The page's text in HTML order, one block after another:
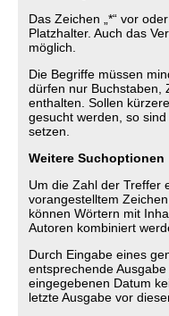
Das Zeichen „*“ vor
Platzhalter. Auch das
möglich.
Die Begriffe müssen
dürfen nur Buchstaben,
enthalten. Sollen
gesucht werden, so
setzen.
Weitere Suchoptionen
Um die Zahl der Treffer
vorangestelltem
können Wörtern mit
Autoren kombiniert
Durch Eingabe eines
entsprechende
eingegebenen Datum
letzte Ausgabe vor